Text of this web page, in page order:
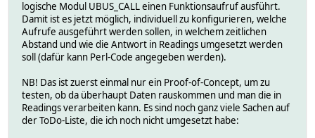
logische Modul UBUS_CALL einen Funktionsaufruf ausführt.
Damit ist es jetzt möglich, individuell zu konfigurieren, welche
Aufrufe ausgeführt werden sollen, in welchem zeitlichen
Abstand und wie die Antwort in Readings umgesetzt werden
soll (dafür kann Perl-Code angegeben werden).
NB! Das ist zuerst einmal nur ein Proof-of-Concept, um zu
testen, ob da überhaupt Daten rauskommen und man die in
Readings verarbeiten kann. Es sind noch ganz viele Sachen auf
der ToDo-Liste, die ich noch nicht umgesetzt habe: